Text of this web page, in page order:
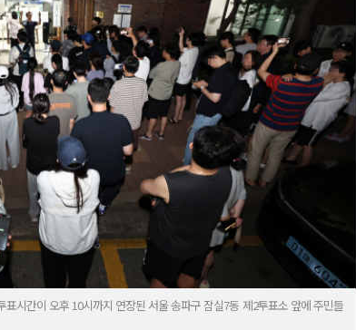
시간이 오후 10시까지 연장된 서울 송파구 잠실7동 제2투표소 앞에 주민들